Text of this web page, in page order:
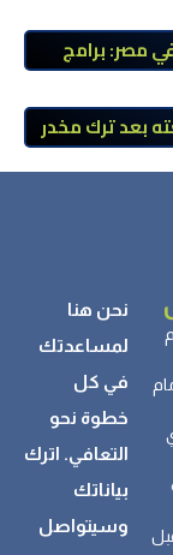
مصر: برامج
بعد ترك مخدر
المؤثرة
أمام
نحن هنا
لمساعدتك
في كل
خطوة نحو
التعافي. اترك
بياناتك
وسيتواصل